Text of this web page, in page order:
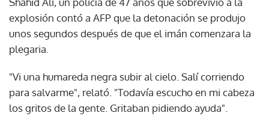
explosión contó a AFP que la detonación se produjo
unos segundos después de que el imán comenzara la
plegaria.
"Vi una humareda negra subir al cielo. Salí corriendo
para salvarme", relató. "Todavía escucho en mi cabeza
los gritos de la gente. Gritaban pidiendo ayuda".